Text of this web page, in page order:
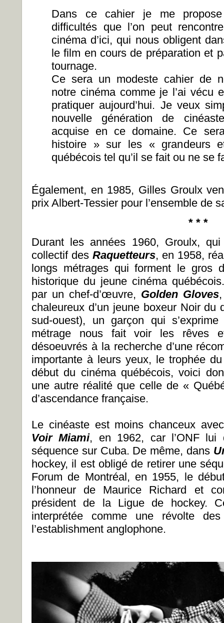
Dans ce cahier je me
difficultés que l’on peut
cinéma d’ici, qui nous obligent
le film en cours de préparation et
tournage.
Ce sera un modeste cahier de
notre cinéma comme je l’ai vécu
pratiquer aujourd’hui. Je veux
nouvelle génération de
acquise en ce domaine. Ce
histoire » sur les « grandeurs
québécois tel qu’il se fait ou ne se
Également, en 1985, Gilles Groulx
prix Albert-Tessier pour l’ensemble de
* * *
Durant les années 1960, Groulx,
collectif des Raquetteurs, en 1958,
longs métrages qui forment le gros
historique du jeune cinéma
par un chef-d’œuvre, Golden Gloves
chaleureux d’un jeune boxeur Noir du
sud-ouest), un garçon qui
métrage nous fait voir les rêves
désoeuvrés à la recherche d’une
importante à leurs yeux, le trophée
début du cinéma québécois, voici
une autre réalité que celle de «
d’ascendance française.
Le cinéaste est moins chanceux
Voir Miami, en 1962, car l’ONF lui
séquence sur Cuba. De même, dans
hockey, il est obligé de retirer une
Forum de Montréal, en 1955, le
l’honneur de Maurice Richard et
président de la Ligue de hockey.
interprétée comme une révolte des
l’establishment anglophone.